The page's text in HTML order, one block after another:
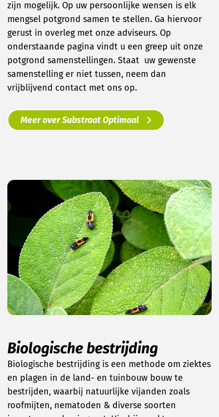
zijn mogelijk. Op uw persoonlijke wensen is elk
mengsel potgrond samen te stellen. Ga hiervoor
gerust in overleg met onze adviseurs. Op
onderstaande pagina vindt u een greep uit onze
potgrond samenstellingen. Staat uw gewenste
samenstelling er niet tussen, neem dan
vrijblijvend contact met ons op.
Meer over Substraat Optimaal
Biologische bestrijding
Biologische bestrijding is een methode om ziektes
en plagen in de land- en tuinbouw bouw te
bestrijden, waarbij natuurlijke vijanden zoals
roofmijten, nematoden & diverse soorten